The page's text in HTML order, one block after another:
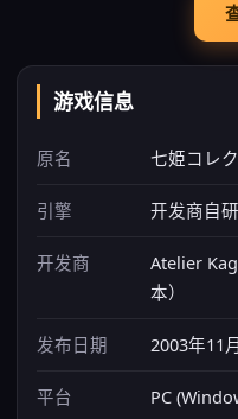
游戏信息
原名 七姫コレ
引擎 开发商自
开发商
Atelier
本）
发布日期 2003年11
平台 PC